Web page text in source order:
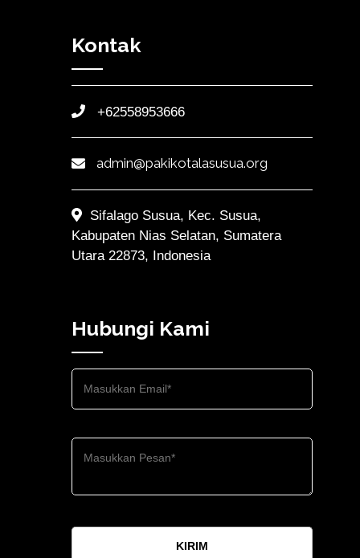
Kontak
+62558953666
admin@pakikotalasusua.org
Sifalago Susua, Kec. Susua,
Kabupaten Nias Selatan, Sumatera
Utara 22873, Indonesia
Hubungi Kami
KIRIM